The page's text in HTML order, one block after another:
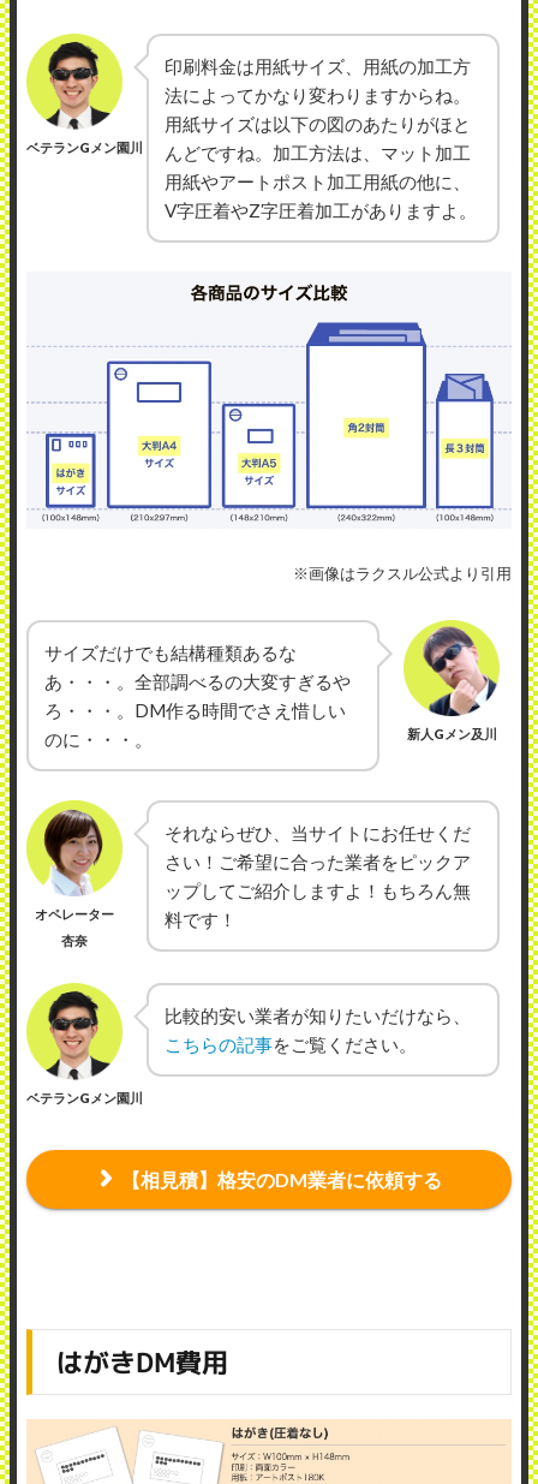
ベテランGメン園川
印刷料金は用紙サイズ、用紙の加工方
法によってかなり変わりますからね。
用紙サイズは以下の図のあたりがほと
んどですね。加工方法は、マット加工
用紙やアートポスト加工用紙の他に、
V字圧着やZ字圧着加工がありますよ。
※画像はラクスル公式より引用
サイズだけでも結構種類あるな
あ・・・。全部調べるの大変すぎるや
ろ・・・。DM作る時間でさえ惜しい
のに・・・。
新人Gメン及川
オペレーター
杏奈
それならぜひ、当サイトにお任せくだ
さい！ご希望に合った業者をピックア
ップしてご紹介しますよ！もちろん無
料です！
ベテランGメン園川
比較的安い業者が知りたいだけなら、
こちらの記事をご覧ください。
【相見積】格安のDM業者に依頼する
はがきDM費用